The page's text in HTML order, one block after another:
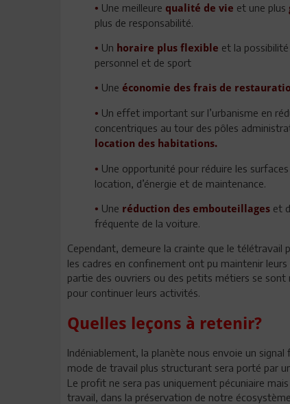
• Une meilleure qualité de vie et une plus
plus de responsabilité.
• Un horaire plus flexible et la
personnel et de sport
• Une économie des frais de
• Un effet important sur l’urbanisme en
concentriques au tour des pôles
location des habitations.
• Une opportunité pour réduire les
location, d’énergie et de maintenance.
• Une réduction des embouteillages et
fréquente de la voiture.
Cependant, demeure la crainte que le télétravail
les cadres en confinement ont pu maintenir
partie des ouvriers ou des petits métiers se sont
pour continuer leurs activités.
Quelles leçons à retenir?
Indéniablement, la planète nous envoie un
mode de travail plus structurant sera porté par
Le profit ne sera pas uniquement pécuniaire
travail, dans la préservation de notre